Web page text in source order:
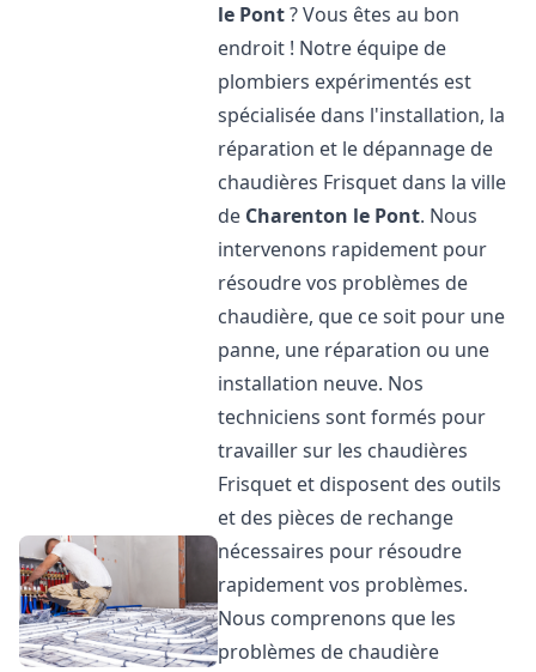
le Pont? Vous êtes au bon
endroit ! Notre équipe de
plombiers expérimentés est
spécialisée dans l'installation, la
réparation et le dépannage de
chaudières Frisquet dans la ville
de Charenton le Pont. Nous
intervenons rapidement pour
résoudre vos problèmes de
chaudière, que ce soit pour une
panne, une réparation ou une
installation neuve. Nos
techniciens sont formés pour
travailler sur les chaudières
Frisquet et disposent des outils
et des pièces de rechange
nécessaires pour résoudre
rapidement vos problèmes.
Nous comprenons que les
problèmes de chaudière